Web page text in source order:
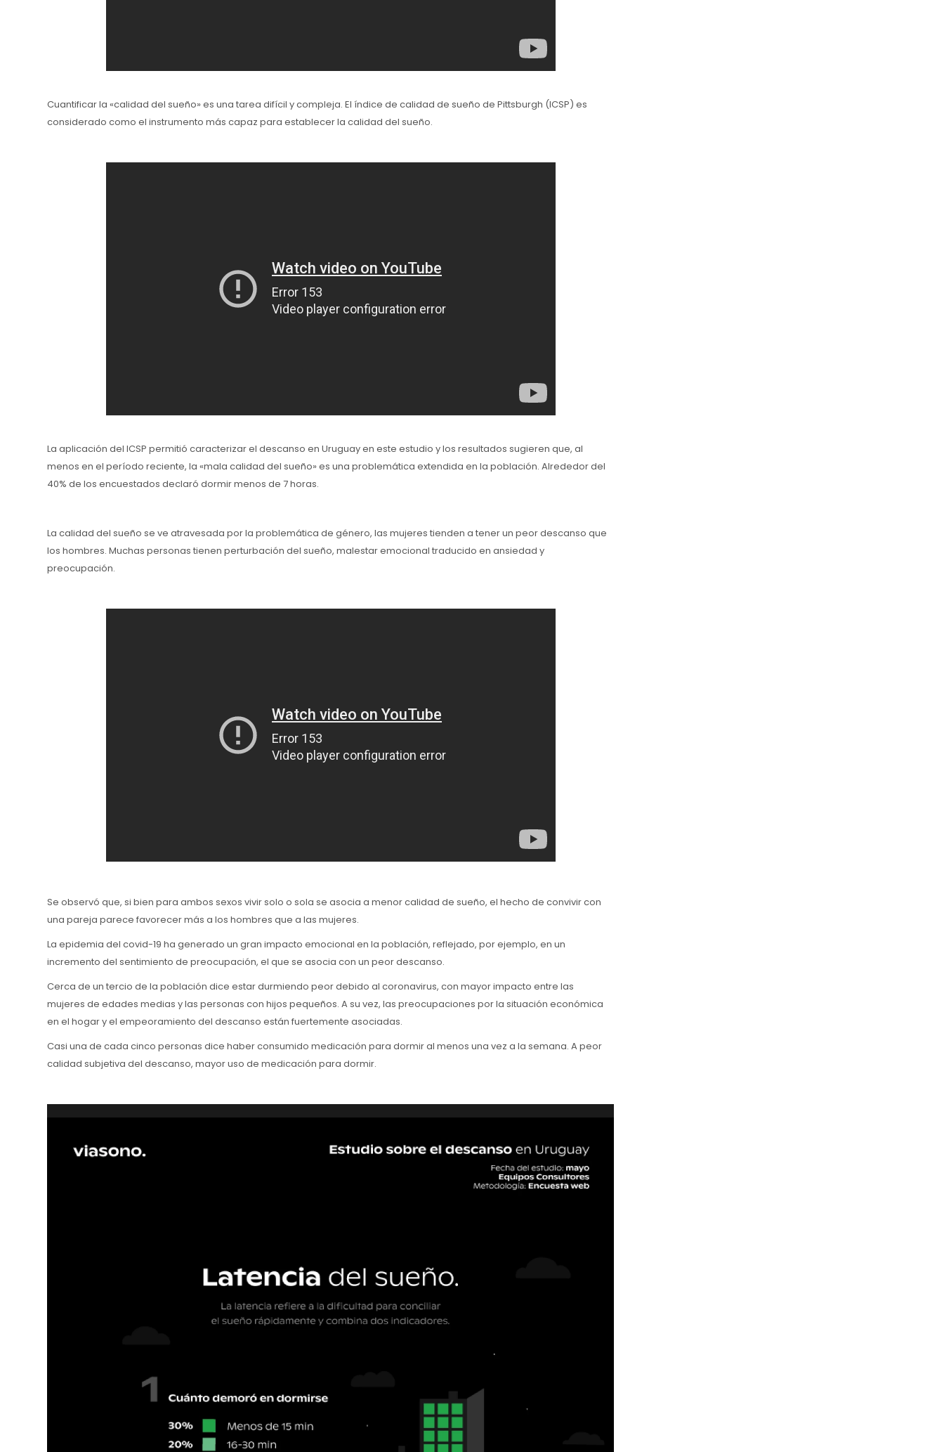
Cuantificar la «calidad del sueño» es una tarea difícil y compleja. El índice de calidad de sueño de Pittsburgh (ICSP) es
considerado como el instrumento más capaz para establecer la calidad del sueño.
La aplicación del ICSP permitió caracterizar el descanso en Uruguay en este estudio y los resultados sugieren que, al
menos en el período reciente, la «mala calidad del sueño» es una problemática extendida en la población. Alrededor del
40% de los encuestados declaró dormir menos de 7 horas.
La calidad del sueño se ve atravesada por la problemática de género, las mujeres tienden a tener un peor descanso que
los hombres. Muchas personas tienen perturbación del sueño, malestar emocional traducido en ansiedad y
preocupación.
Se observó que, si bien para ambos sexos vivir solo o sola se asocia a menor calidad de sueño, el hecho de convivir con
una pareja parece favorecer más a los hombres que a las mujeres.
La epidemia del covid-19 ha generado un gran impacto emocional en la población, reflejado, por ejemplo, en un
incremento del sentimiento de preocupación, el que se asocia con un peor descanso.
Cerca de un tercio de la población dice estar durmiendo peor debido al coronavirus, con mayor impacto entre las
mujeres de edades medias y las personas con hijos pequeños. A su vez, las preocupaciones por la situación económica
en el hogar y el empeoramiento del descanso están fuertemente asociadas.
Casi una de cada cinco personas dice haber consumido medicación para dormir al menos una vez a la semana. A peor
calidad subjetiva del descanso, mayor uso de medicación para dormir.